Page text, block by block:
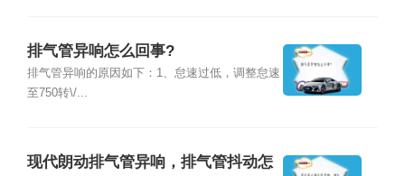
排气管异响怎么回事?
排气管异响的原因如下：1、怠速过低，调整怠速
至750转\/...
现代朗动排气管异响，排气管抖动怎